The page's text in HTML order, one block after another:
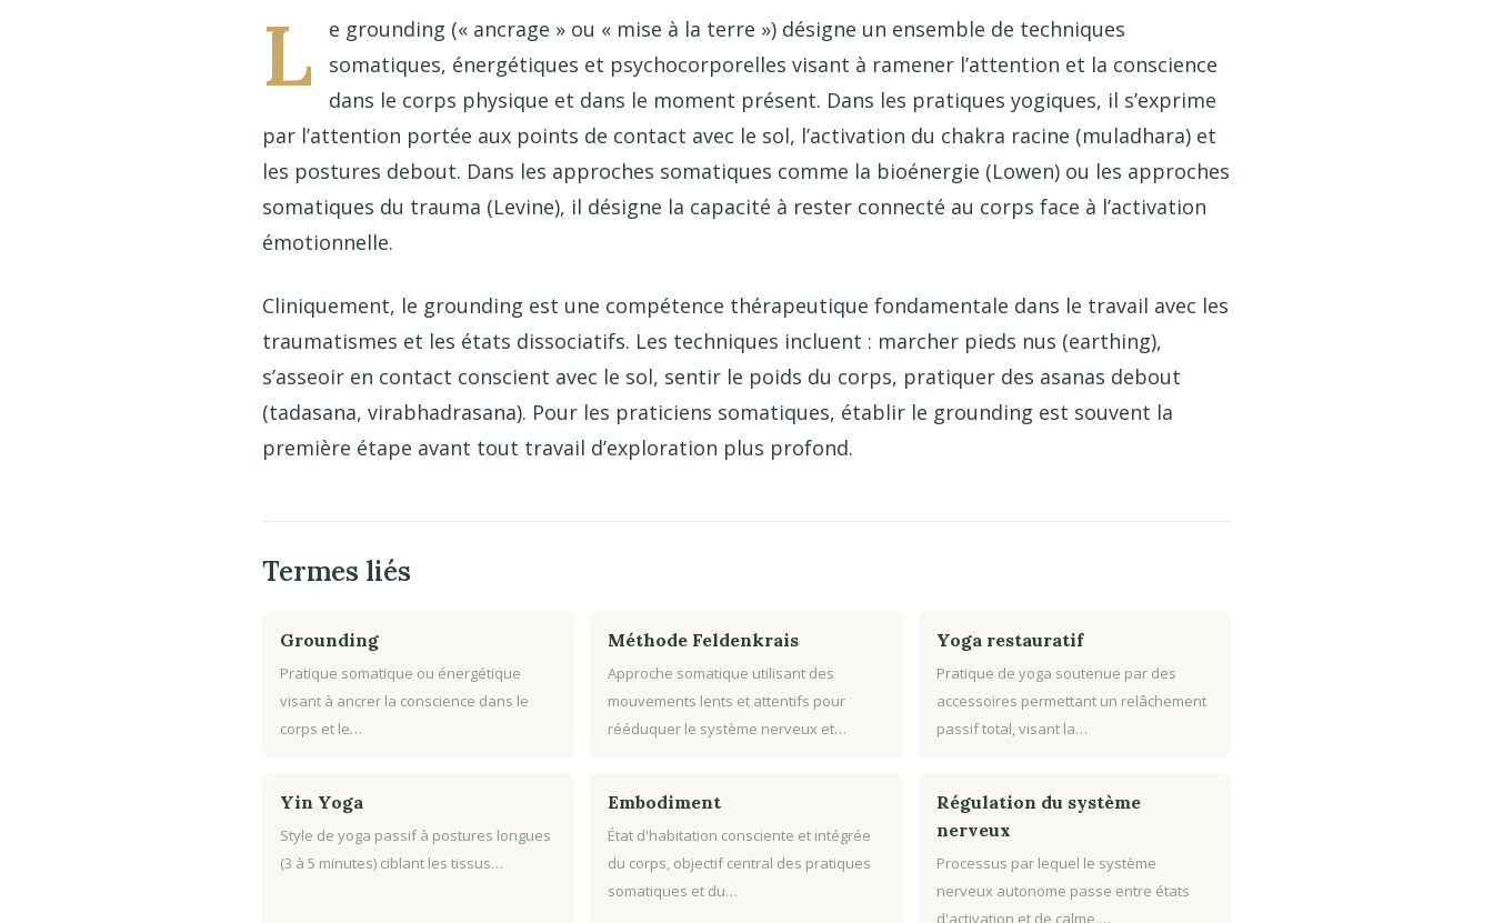
L
e grounding (« ancrage » ou « mise à la terre ») désigne un ensemble de techniques
somatiques, énergétiques et psychocorporelles visant à ramener l’attention et la conscience
dans le corps physique et dans le moment présent. Dans les pratiques yogiques, il s’exprime
par l’attention portée aux points de contact avec le sol, l’activation du chakra racine (muladhara) et
les postures debout. Dans les approches somatiques comme la bioénergie (Lowen) ou les approches
somatiques du trauma (Levine), il désigne la capacité à rester connecté au corps face à l’activation
émotionnelle.
Cliniquement, le grounding est une compétence thérapeutique fondamentale dans le travail avec les
traumatismes et les états dissociatifs. Les techniques incluent : marcher pieds nus (earthing),
s’asseoir en contact conscient avec le sol, sentir le poids du corps, pratiquer des asanas debout
(tadasana, virabhadrasana). Pour les praticiens somatiques, établir le grounding est souvent la
première étape avant tout travail d’exploration plus profond.
Termes liés
Grounding
Pratique somatique ou énergétique
visant à ancrer la conscience dans le
corps et le…
Méthode Feldenkrais
Approche somatique utilisant des
mouvements lents et attentifs pour
rééduquer le système nerveux et…
Yoga restauratif
Pratique de yoga soutenue par des
accessoires permettant un relâchement
passif total, visant la…
Yin Yoga
Style de yoga passif à postures longues
(3 à 5 minutes) ciblant les tissus…
Embodiment
État d'habitation consciente et intégrée
du corps, objectif central des pratiques
somatiques et du…
Régulation du système
nerveux
Processus par lequel le système
nerveux autonome passe entre états
d'activation et de calme,…